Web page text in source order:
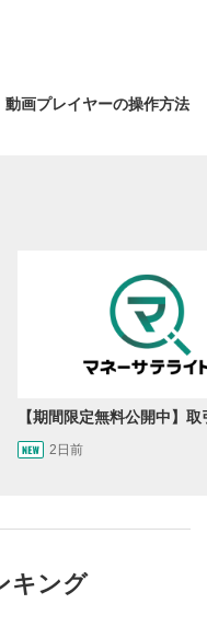
動画プレイヤーの操作方法
動画を再生または
2日前
キング